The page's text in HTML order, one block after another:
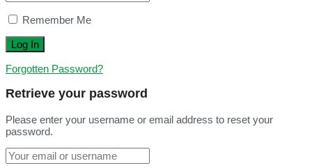
Remember Me
Forgotten Password?
Retrieve your password
Please enter your username or email address to reset your
password.